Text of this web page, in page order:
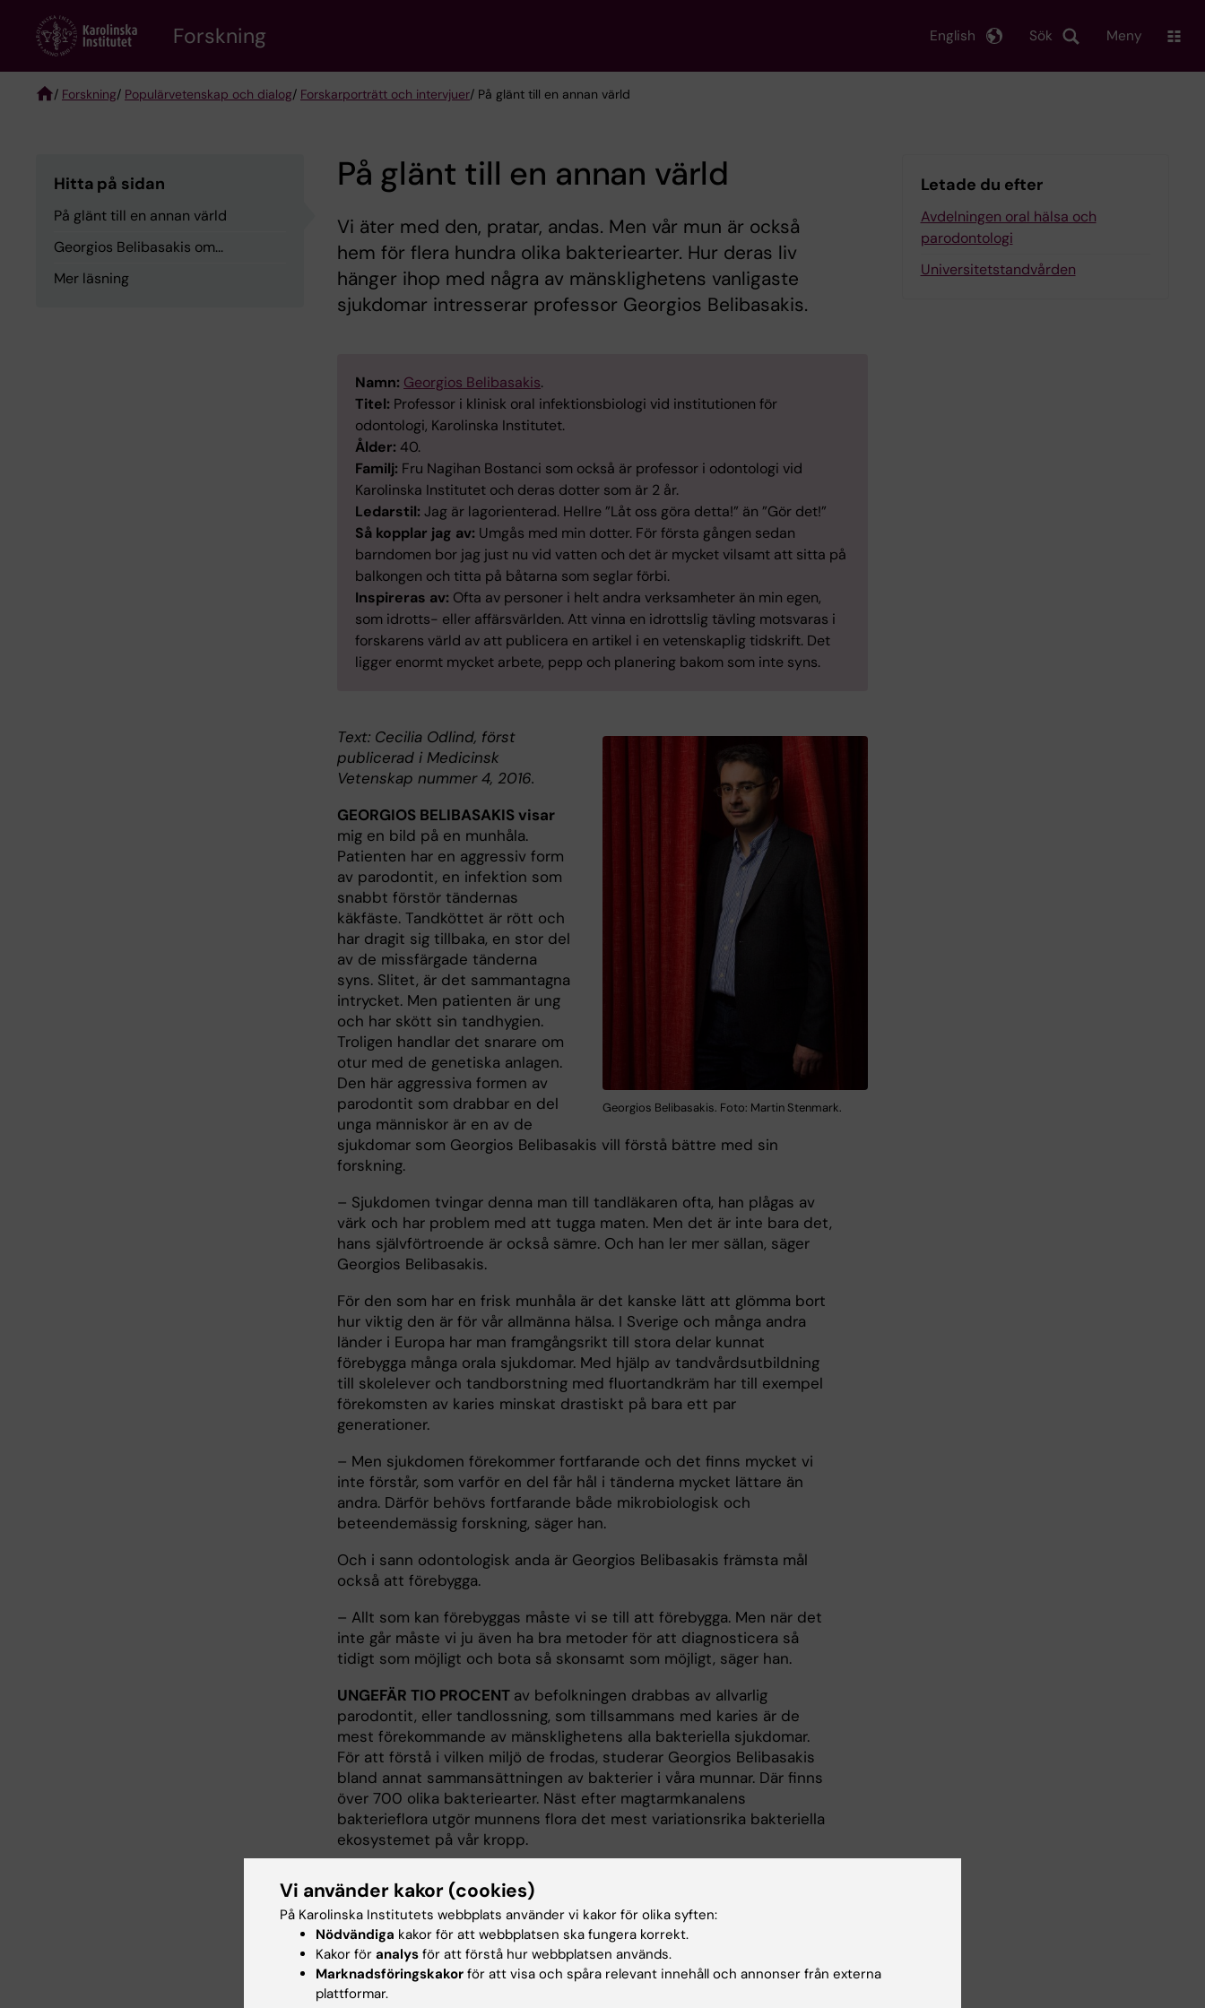
content
Forskning Sök
English Meny
/ Forskning/ Populärvetenskap och dialog/ Forskarporträtt och intervjuer/ På glänt till en annan värld
Hitta på sidan
På glänt till en annan värld
Georgios Belibasakis om...
Mer läsning
På glänt till en annan värld
​​​​​​​Vi äter med den, pratar, andas. Men vår mun är också
hem för flera hundra olika bakteriearter. Hur deras liv
hänger ihop med några av mänsklighetens vanligaste
sjukdomar intresserar professor Georgios Belibasakis.
Namn: Georgios Belibasakis.
Titel: Professor i klinisk oral infektionsbiologi vid institutionen för
odontologi, Karolinska Institutet.
Ålder: 40.
Familj: Fru Nagihan Bostanci som också är professor i odontologi vid
Karolinska Institutet och deras dotter som är 2 år.
Ledarstil: Jag är lagorienterad. Hellre ”Låt oss göra detta!” än ”Gör det!”
Så kopplar jag av: Umgås med min dotter. För första gången sedan
barndomen bor jag just nu vid vatten och det är mycket vilsamt att sitta på
balkongen och titta på båtarna som seglar förbi.
Inspireras av: Ofta av personer i helt andra verksamheter än min egen,
som idrotts- eller affärsvärlden. Att vinna en idrottslig tävling motsvaras i
forskarens värld av att publicera en artikel i en vetenskaplig tidskrift. Det
ligger enormt mycket arbete, pepp och planering bakom som inte syns.
Georgios Belibasakis. Foto: Martin Stenmark.
Text: Cecilia Odlind, först
publicerad i Medicinsk
Vetenskap nummer 4, 2016.
GEORGIOS BELIBASAKIS visar
mig en bild på en munhåla.
Patienten har en aggressiv form
av parodontit, en infektion som
snabbt förstör tändernas
käkfäste. Tandköttet är rött och
har dragit sig tillbaka, en stor del
av de missfärgade tänderna
syns. Slitet, är det sammantagna
intrycket. Men patienten är ung
och har skött sin tandhygien.
Troligen handlar det snarare om
otur med de genetiska anlagen.
Den här aggressiva formen av
parodontit som drabbar en del
unga människor är en av de
sjukdomar som Georgios Belibasakis vill förstå bättre med sin
forskning.
– Sjukdomen tvingar denna man till tandläkaren ofta, han plågas av
värk och har problem med att tugga maten. Men det är inte bara det,
hans självförtroende är också sämre. Och han ler mer sällan, säger
Georgios Belibasakis.
För den som har en frisk munhåla är det kanske lätt att glömma bort
hur viktig den är för vår allmänna hälsa. I Sverige och många andra
länder i Europa har man framgångsrikt till stora delar kunnat
förebygga många orala sjukdomar. Med hjälp av tandvårdsutbildning
till skolelever och tandborstning med fluortandkräm har till exempel
förekomsten av karies minskat drastiskt på bara ett par
generationer.
– Men sjukdomen förekommer fortfarande och det finns mycket vi
inte förstår, som varför en del får hål i tänderna mycket lättare än
andra. Därför behövs fortfarande både mikrobiologisk och
beteendemässig forskning, säger han.
Och i sann odontologisk anda är Georgios Belibasakis främsta mål
också att förebygga.
– Allt som kan förebyggas måste vi se till att förebygga. Men när det
inte går måste vi ju även ha bra metoder för att diagnosticera så
tidigt som möjligt och bota så skonsamt som möjligt, säger han.
UNGEFÄR TIO PROCENT av befolkningen drabbas av allvarlig
parodontit, eller tandlossning, som tillsammans med karies är de
mest förekommande av mänsklighetens alla bakteriella sjukdomar.
För att förstå i vilken miljö de frodas, studerar Georgios Belibasakis
bland annat sammansättningen av bakterier i våra munnar. Där finns
över 700 olika bakteriearter. Näst efter magtarmkanalens
bakterieflora utgör munnens flora det mest variationsrika bakteriella
ekosystemet på vår kropp.
har antytt betydligt fler arter, antalet kan komma att öka framöver,
säger Georgios Belibasakis.
Alla dessa bakterier lever normalt i vår munhåla – och det vill vi
faktiskt att de ska göra. De håller vårt immunsystem aktivt och
hindrar bland annat att andra farligare bakterier koloniserar munnen.
Letade du efter
Avdelningen oral hälsa och
parodontologi
Universitetstandvården
Vi använder kakor (cookies)
På Karolinska Institutets webbplats använder vi kakor för olika syften:
Nödvändiga kakor för att webbplatsen ska fungera korrekt.
Kakor för analys för att förstå hur webbplatsen används.
Marknadsföringskakor för att visa och spåra relevant innehåll och annonser från externa
plattformar.